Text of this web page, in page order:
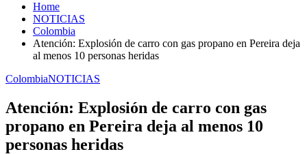
Home
NOTICIAS
Colombia
Atención: Explosión de carro con gas propano en Pereira deja
al menos 10 personas heridas
ColombiaNOTICIAS
Atención: Explosión de carro con gas
propano en Pereira deja al menos 10
personas heridas